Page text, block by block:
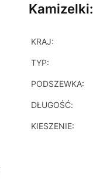
Kamizelki:
KRAJ:
TYP:
PODSZEWKA:
DŁUGOŚĆ:
KIESZENIE: